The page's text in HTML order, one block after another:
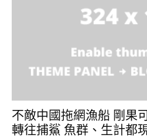
不敵中國拖網漁船 剛果
轉往捕鯊 魚群、生計都